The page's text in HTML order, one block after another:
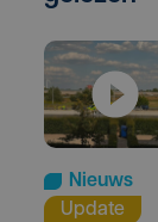
Nieuws
Update